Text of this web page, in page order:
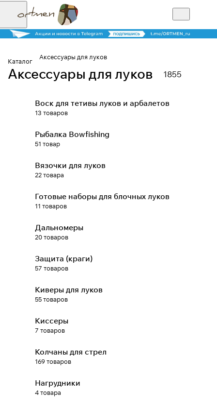
Каталог
Аксессуары для луков
Аксессуары для луков 1855
Воск для тетивы луков и арбалетов
13 товаров
Рыбалка Bowfishing
51 товар
Вязочки для луков
22 товара
Готовые наборы для блочных луков
11 товаров
Дальномеры
20 товаров
Защита (краги)
57 товаров
Киверы для луков
55 товаров
Киссеры
7 товаров
Колчаны для стрел
169 товаров
Нагрудники
4 товара
Для клиентов всех банков
Разбейте
25%
Добавляйте товары
в корзину
При оформлении заказа
картой любого банка
Получайте товар
выбранный способом
Оставшиеся75
списываться